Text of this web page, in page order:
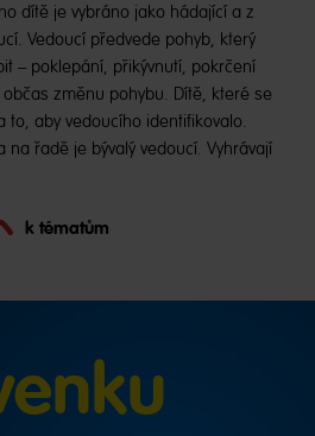
dítě je vybráno jako hádající a z
Vedoucí předvede pohyb, který
– poklepání, přikývnutí, pokrčení
změnu pohybu. Dítě, které se
to, aby vedoucího identifikovalo.
na řadě je bývalý vedoucí. Vyhrávají
k tématům